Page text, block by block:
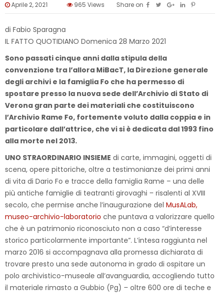
Aprile 2, 2021 965 Views Share on
di Fabio Sparagna
IL FATTO QUOTIDIANO Domenica 28 Marzo 2021
Sono passati cinque anni dalla stipula della
convenzione tra l’allora MiBacT, la Direzione generale
degli archivi e la famiglia Fo che ha permesso di
spostare presso la nuova sede dell’Archivio di Stato di
Verona gran parte dei materiali che costituiscono
l’Archivio Rame Fo, fortemente voluto dalla coppia e in
particolare dall’attrice, che vi si è dedicata dal 1993 fino
alla morte nel 2013.
UNO STRAORDINARIO INSIEME di carte, immagini, oggetti di
scena, opere pittoriche, oltre a testimonianze dei primi anni
di vita di Dario Fo e tracce della famiglia Rame – una delle
più antiche famiglie di teatranti girovaghi – risalenti al XVIII
secolo, che permise anche l’inaugurazione del MusALab,
museo-archivio-laboratorio che puntava a valorizzare quello
che è un patrimonio riconosciuto non a caso “d’interesse
storico particolarmente importante”. L’intesa raggiunta nel
marzo 2016 si accompagnava alla promessa dichiarata di
trovare presto una sede autonoma in grado di ospitare un
polo archivistico-museale all’avanguardia, accogliendo tutto
il materiale rimasto a Gubbio (Pg) – oltre 600 ore di teche e